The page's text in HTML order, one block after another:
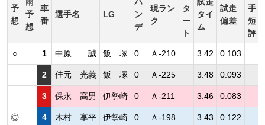
予
想
予
想
車
番
選手名 LG
ン
デ
現ラン
ク
タ
ー
ト
タイ
ム
試走
偏差
手
短
評
○ 1 中原 誠 飯 塚 0 Ａ-210 3.42 0.103
2 佳元 光義 飯 塚 0 Ａ-225 3.48 0.093
3 保永 高男 伊勢崎 0 Ａ-211 3.46 0.083
◎ 4 木村 享平 伊勢崎 0 Ａ-198 3.43 0.122